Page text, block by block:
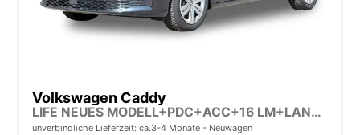
Volkswagen Caddy
LIFE NEUES MODELL+PDC+ACC+16 LM+LANE ASSIST
unverbindliche Lieferzeit: ca.3-4 Monate Neuwagen